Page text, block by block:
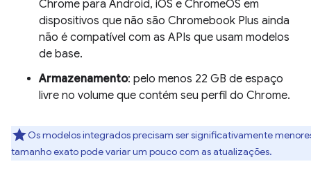
Chrome para Android, iOS e ChromeOS em
dispositivos que não são Chromebook Plus ainda
não é compatível com as APIs que usam modelos
de base.
Armazenamento: pelo menos 22 GB de espaço
livre no volume que contém seu perfil do Chrome.
Os modelos integrados precisam ser significativamente
tamanho exato pode variar um pouco com as atualizações.